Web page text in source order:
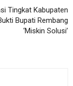
Tingkat Kabupaten
Bupati Rembang
‘Miskin Solusi’